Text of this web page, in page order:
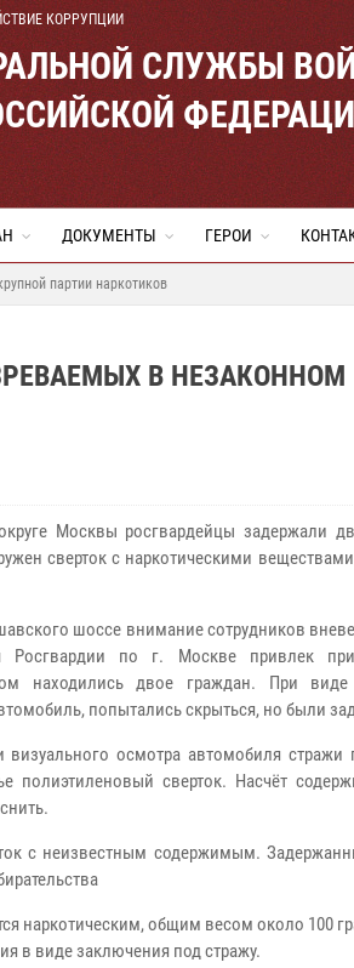
КОРРУПЦИИ
СЛУЖБЫ
ДОКУМЕНТЫ ГЕРОИ
партии наркотиков
В НЕЗАКОННОМ
Москвы росгвардейцы задержали
сверток с наркотическими
шоссе внимание сотрудников
Росгвардии по г. Москве привлек
находились двое граждан. При виде
попытались скрыться, но были
осмотра автомобиля стражи
полиэтиленовый сверток. Насчёт
с неизвестным содержимым.
наркотическим, общим весом около 100
в виде заключения под стражу.